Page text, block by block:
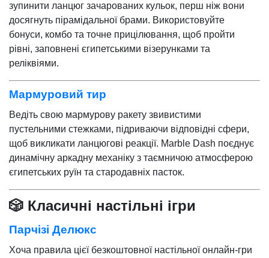
зупинити ланцюг зачарованих кульок, перш ніж вони
досягнуть пірамідальної брами. Використовуйте
бонуси, комбо та точне прицілювання, щоб пройти
рівні, заповнені єгипетськими візерунками та
реліквіями.
Мармуровий тир
Ведіть свою мармурову ракету звивистими
пустельними стежками, підриваючи відповідні сфери,
щоб викликати ланцюгові реакції. Marble Dash поєднує
динамічну аркадну механіку з таємничою атмосферою
єгипетських руїн та стародавніх пасток.
🎲 Класичні настільні ігри
Парчізі Делюкс
Хоча правила цієї безкоштовної настільної онлайн-гри